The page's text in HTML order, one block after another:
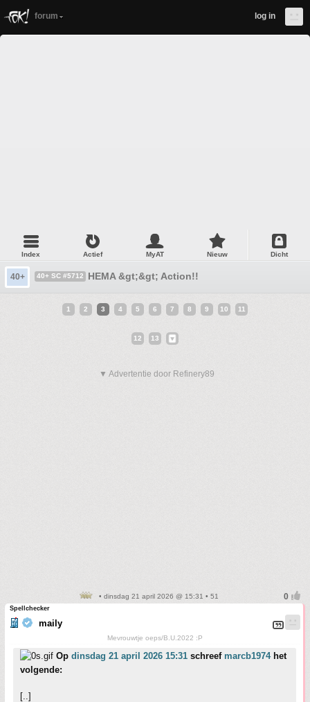
forum log in
Index Actief MyAT Nieuw Dicht
40+ 40+ SC #5712 HEMA &gt;&gt; Action!!
1 2 3 4 5 6 7 8 9 10 11
12 13
▼ Advertentie door Refinery89
• dinsdag 21 april 2026 @ 15:31 • 51
Spellchecker
maily
Mevrouwtje oeps/B.U.2022 :P
Op dinsdag 21 april 2026 15:31 schreef marcb1974het
volgende:
[..]